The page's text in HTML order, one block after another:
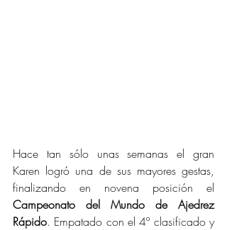
Hace tan sólo unas semanas el gran
Karen logró una de sus mayores gestas,
finalizando
Campeonato del Mundo de Ajedrez
Rápido. Empatado con el 4º clasificado y